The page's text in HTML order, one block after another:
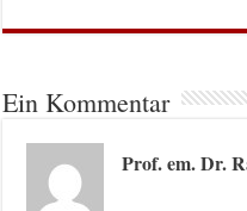
Ein Kommentar
Prof. em. Dr.